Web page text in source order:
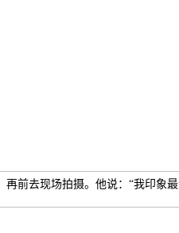
前去现场拍摄。他说：“我印象